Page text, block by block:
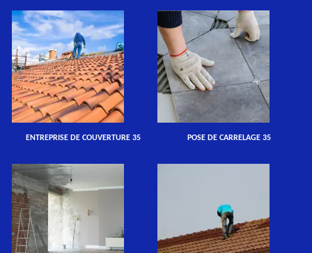
ENTREPRISE DE COUVERTURE 35 POSE DE CARRELAGE 35